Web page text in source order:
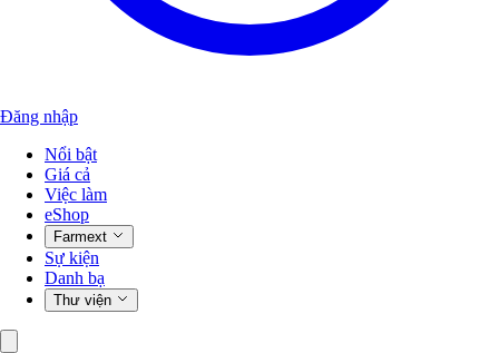
Đăng nhập
Nổi bật
Giá cả
Việc làm
eShop
Farmext
Sự kiện
Danh bạ
Thư viện